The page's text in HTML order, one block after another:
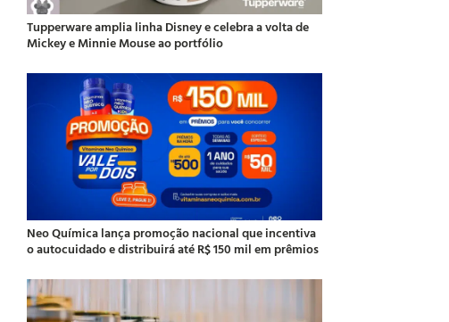
Tupperware amplia linha Disney e celebra a volta de
Mickey e Minnie Mouse ao portfólio
Neo Química lança promoção nacional que incentiva
o autocuidado e distribuirá até R$ 150 mil em prêmios